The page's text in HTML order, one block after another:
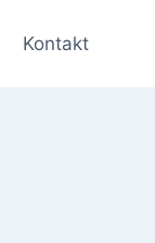
Kontakt